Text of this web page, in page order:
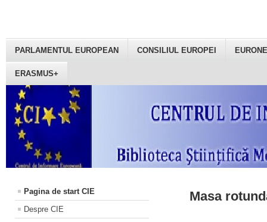
PARLAMENTUL EUROPEAN CONSILIUL EUROPEI
ERASMUS+
Pagina de start CIE
Despre CIE
Masa